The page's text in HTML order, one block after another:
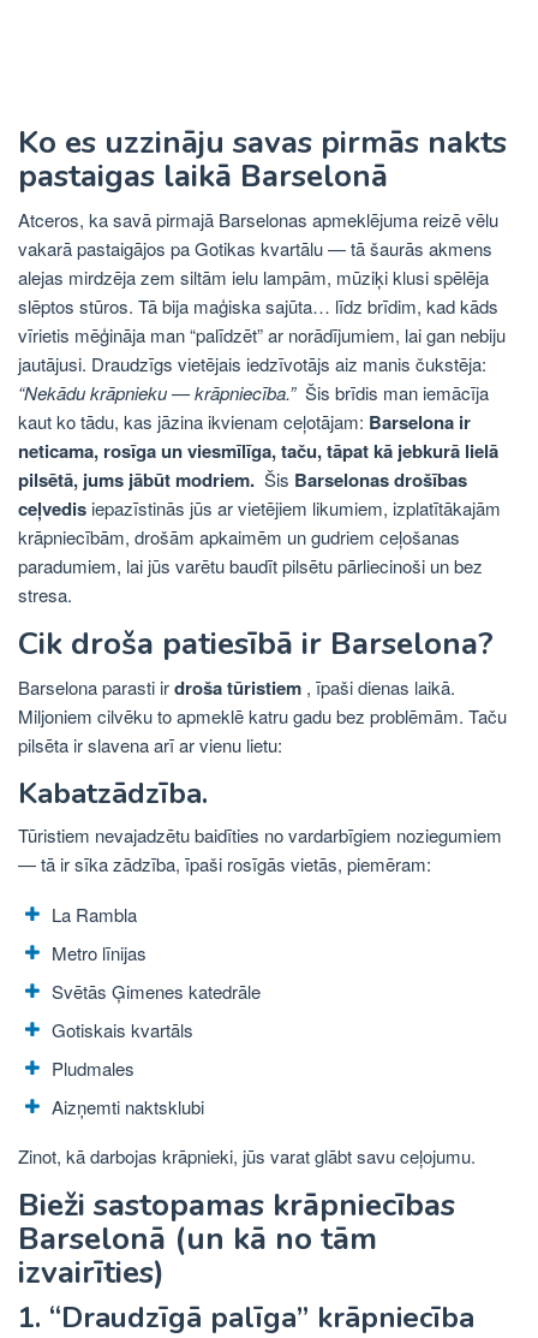
Ko es uzzināju savas pirmās nakts
pastaigas laikā Barselonā
Atceros, ka savā pirmajā Barselonas apmeklējuma reizē vēlu
vakarā pastaigājos pa Gotikas kvartālu — tā šaurās akmens
alejas mirdzēja zem siltām ielu lampām, mūziķi klusi spēlēja
slēptos stūros. Tā bija maģiska sajūta… līdz brīdim, kad kāds
vīrietis mēģināja man “palīdzēt” ar norādījumiem, lai gan nebiju
jautājusi. Draudzīgs vietējais iedzīvotājs aiz manis čukstēja:
“Nekādu krāpnieku — krāpniecība.” Šis brīdis man iemācīja
kaut ko tādu, kas jāzina ikvienam ceļotājam: Barselona ir
neticama, rosīga un viesmīlīga, taču, tāpat kā jebkurā lielā
pilsētā, jums jābūt modriem. Šis Barselonas drošības
ceļvedis iepazīstinās jūs ar vietējiem likumiem, izplatītākajām
krāpniecībām, drošām apkaimēm un gudriem ceļošanas
paradumiem, lai jūs varētu baudīt pilsētu pārliecinoši un bez
stresa.
Cik droša patiesībā ir Barselona?
Barselona parasti irdroša tūristiem , īpaši dienas laikā.
Miljoniem cilvēku to apmeklē katru gadu bez problēmām. Taču
pilsēta ir slavena arī ar vienu lietu:
Kabatzādzība.
Tūristiem nevajadzētu baidīties no vardarbīgiem noziegumiem
— tā ir sīka zādzība, īpaši rosīgās vietās, piemēram:
La Rambla
Metro līnijas
Svētās Ģimenes katedrāle
Gotiskais kvartāls
Pludmales
Aizņemti naktsklubi
Zinot, kā darbojas krāpnieki, jūs varat glābt savu ceļojumu.
Bieži sastopamas krāpniecības
Barselonā (un kā no tām
izvairīties)
1. “Draudzīgā palīga” krāpniecība